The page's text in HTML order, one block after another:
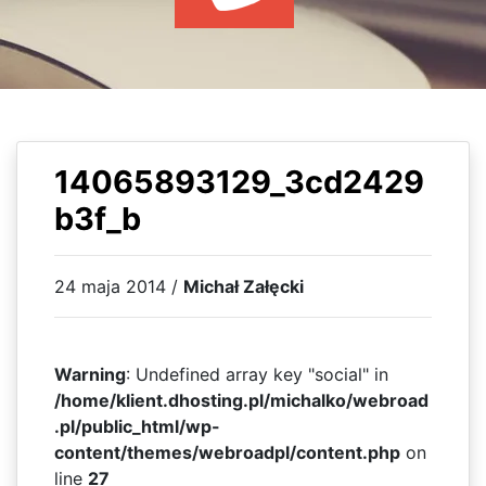
WYDARZENIA
HOSTING
14065893129_3cd2429
b3f_b
24 maja 2014 / Michał Załęcki
Warning: Undefined array key "social" in
/home/klient.dhosting.pl/michalko/webroad
.pl/public_html/wp-
content/themes/webroadpl/content.phpon
line 27